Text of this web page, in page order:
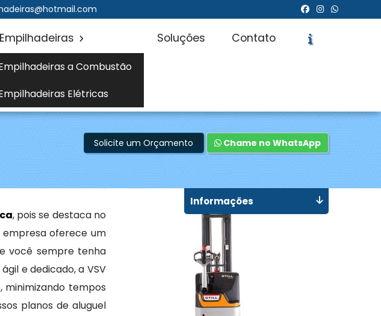
Empilhadeiras
a Combustão
Elétricas
Soluções Contato
Solicite um Orçamento Chame no WhatsApp
, pois se destaca no
oferece um
você sempre tenha
e dedicado, a VSV
minimizando tempos
planos de aluguel
Informações